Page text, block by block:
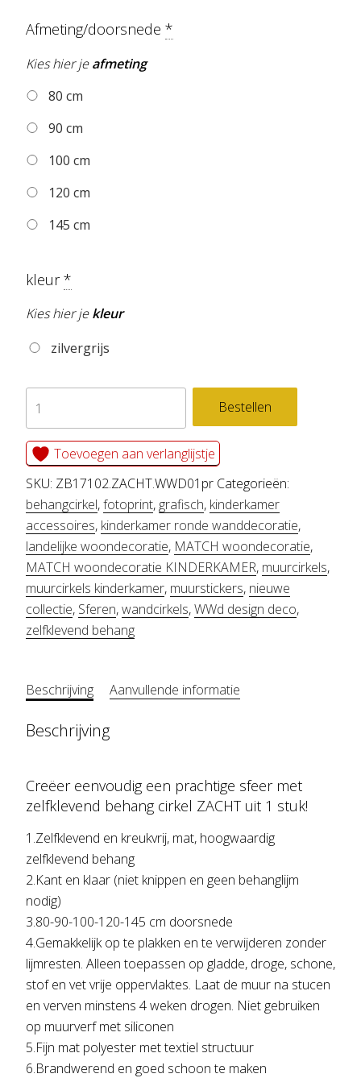
Afmeting/doorsnede *
Kies hier jeafmeting
80 cm
90 cm
100 cm
120 cm
145 cm
kleur*
Kies hier jekleur
zilvergrijs
zelfklevend
behang
cirkel
ZACHT
aantal
Bestellen
Toevoegen aan verlanglijstje
SKU: ZB17102.ZACHT.WWD01pr Categorieën:
behangcirkel,fotoprint, grafisch, kinderkamer
accessoires, kinderkamer ronde wanddecoratie,
landelijke woondecoratie, MATCH woondecoratie,
MATCH woondecoratie KINDERKAMER, muurcirkels,
muurcirkels kinderkamer, muurstickers, nieuwe
collectie, Sferen,wandcirkels,WWd design deco,
zelfklevend behang
Beschrijving Aanvullende informatie
Beschrijving
Creëer eenvoudig een prachtige sfeer met
zelfklevend behang cirkel ZACHT uit 1 stuk!
1.Zelfklevend en kreukvrij, mat, hoogwaardig
zelfklevend behang
2.Kant en klaar (niet knippen en geen behanglijm
nodig)
3.80-90-100-120-145 cm doorsnede
4.Gemakkelijk op te plakken en te verwijderen zonder
lijmresten. Alleen toepassen op gladde, droge, schone,
stof en vet vrije oppervlaktes. Laat de muur na stucen
en verven minstens 4 weken drogen. Niet gebruiken
op muurverf met siliconen
5.Fijn mat polyester met textiel structuur
6.Brandwerend en goed schoon te maken